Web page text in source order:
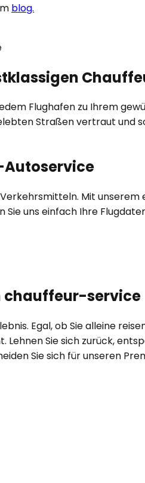
blog.
Flughafen zu Ihrem
Straßen vertraut und
Autoservice
Mit
uns einfach Ihre
chauffeur-service
Egal, ob Sie alleine
Sie sich zurück,
Sie sich für unseren